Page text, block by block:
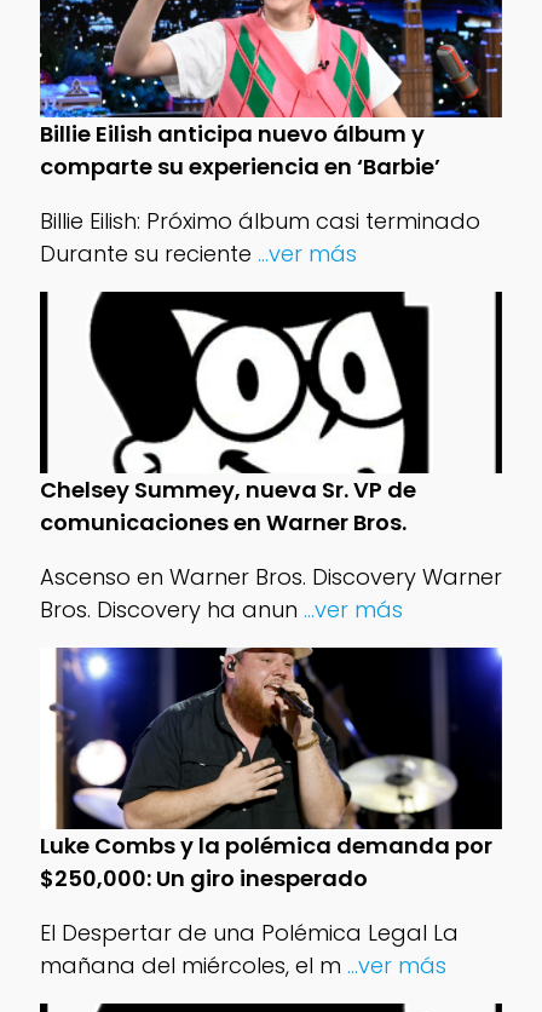
Billie Eilish anticipa nuevo álbum y
comparte su experiencia en ‘Barbie’
Billie Eilish: Próximo álbum casi terminado
Durante su reciente ...ver más
Chelsey Summey, nueva Sr. VP de
comunicaciones en Warner Bros.
Ascenso en Warner Bros. Discovery Warner
Bros. Discovery ha anun ...ver más
Luke Combs y la polémica demanda por
$250,000: Un giro inesperado
El Despertar de una Polémica Legal La
mañana del miércoles, el m ...ver más